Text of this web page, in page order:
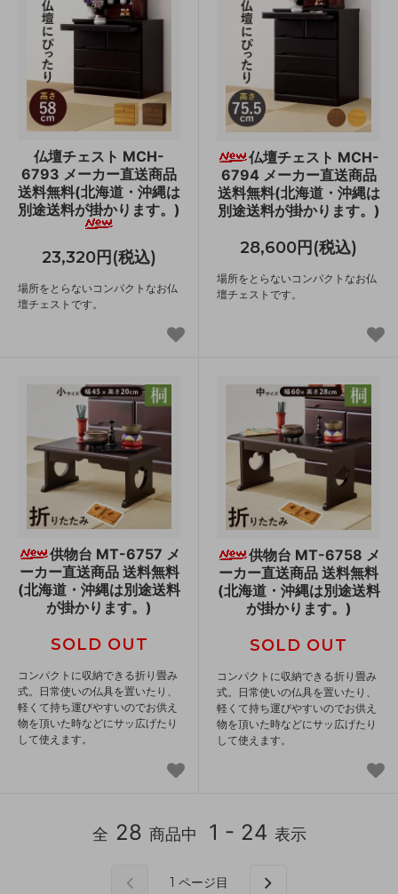
仏壇チェスト MCH-
6793 メーカー直送商品
送料無料(北海道・沖縄は
別途送料が掛かります。)
23,320円(税込)
場所をとらないコンパクトなお仏
壇チェストです。
仏壇チェスト MCH-
6794 メーカー直送商品
送料無料(北海道・沖縄は
別途送料が掛かります。)
28,600円(税込)
場所をとらないコンパクトなお仏
壇チェストです。
供物台 MT-6757 メ
ーカー直送商品 送料無料
(北海道・沖縄は別途送料
が掛かります。)
SOLD OUT
コンパクトに収納できる折り畳み
式。日常使いの仏具を置いたり、
軽くて持ち運びやすいのでお供え
物を頂いた時などにサッ広げたり
して使えます。
供物台 MT-6758 メ
ーカー直送商品 送料無料
(北海道・沖縄は別途送料
が掛かります。)
SOLD OUT
コンパクトに収納できる折り畳み
式。日常使いの仏具を置いたり、
軽くて持ち運びやすいのでお供え
物を頂いた時などにサッ広げたり
して使えます。
全 28 商品中 1 - 24 表示
1 ページ目